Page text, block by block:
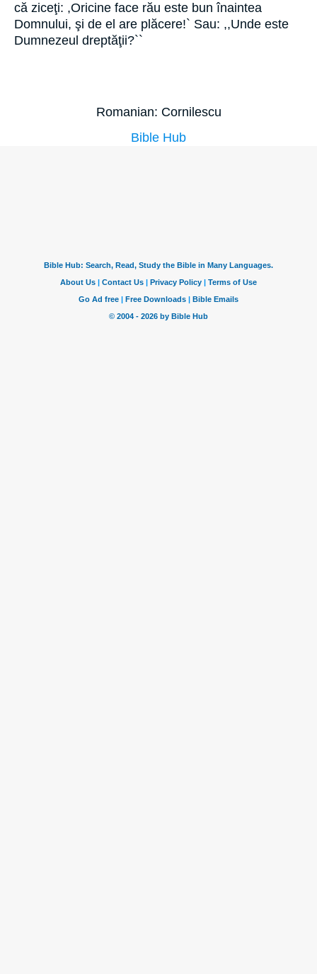
că ziceţi: ,Oricine face rău este bun înaintea
Domnului, şi de el are plăcere!` Sau: ,,Unde este
Dumnezeul dreptăţii?``
Romanian: Cornilescu
Bible Hub